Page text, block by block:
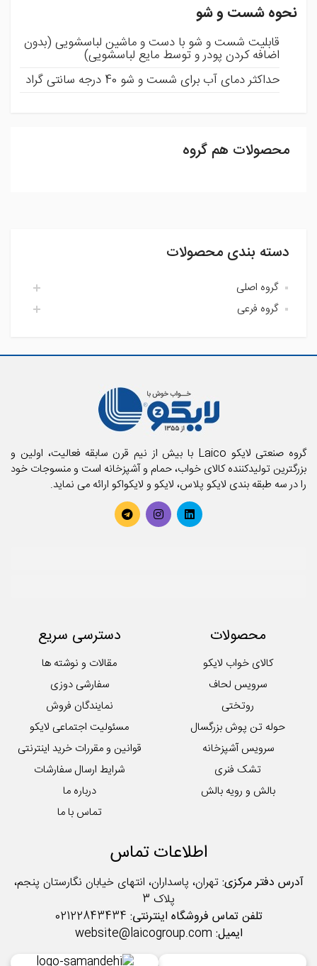
دسته بندی محصولات
گروه اصلی
اتاق خواب لایکو
حمام لایکو
گروه فرعی
بالش و رویه بالش
تشک فنری و محافظ تشک
تشک میهمان و سفری
حوله استخری
حوله تن پوش بزرگسال
حوله تن پوش کودک
کوسن
محصولات تکی آشپزخانه
نحوه شست و شو
قابلیت شست و شو با دست و ماشین لباسشویی (بدون
اضافه کردن پودر و توسط مایع لباسشویی)
حداکثر دمای آب برای شست و شو 40 درجه سانتی گراد
ثبت نظر
افزودن نظر
محصولات هم گروه
گروه صنعتی لایکو Laico با بیش از نیم قرن سابقه فعالیت، اولین و
بزرگترین تولیدکننده کالای خواب، حمام و آشپزخانه است و منسوجات خود
را در سه طبقه بندی لایکو پلاس، لایکو و لایکواکو ارائه می نماید.
محصولات
کالای خواب لایکو
سرویس لحاف
روتختی
حوله تن پوش بزرگسال
سرویس آشپزخانه
تشک فنری
بالش و رویه بالش
دسترسی سریع
مقالات و نوشته ها
سفارشی دوزی
نمایندگان فروش
مسئولیت اجتماعی لایکو
قوانین و مقررات خرید اینترنتی
شرایط ارسال سفارشات
درباره ما
تماس با ما
اطلاعات تماس
آدرس دفتر مرکزی:تهران، پاسداران، انتهای خیابان نگارستان پنجم،
پلاک 3
تلفن تماس فروشگاه اینترنتی:
ایمیل: website@laicogroup.com